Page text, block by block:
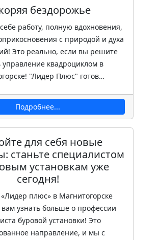
бездорожье
работу, полную вдохновения,
с природой и духа
Это реально, если вы решите
управление квадроциклом в
"Лидер Плюс" готов…
Подробнее...
для себя новые
станьте специалистом
установкам уже
сегодня!
плюс» в Магнитогорске
вам узнать больше о профессии
буровой установки! Это
направление, и мы с